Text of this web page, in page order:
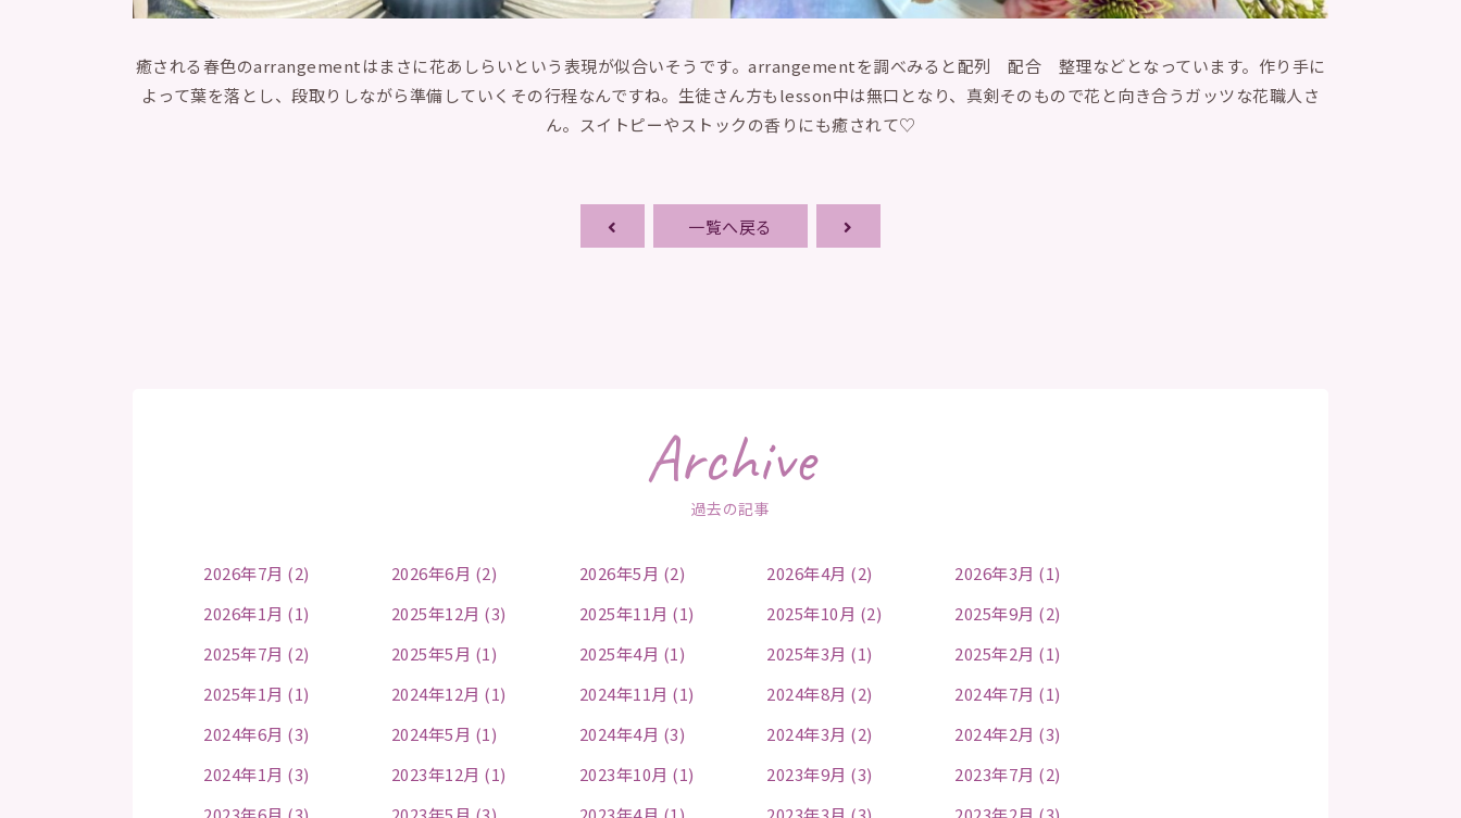
癒される春色のarrangementはまさに花あしらいという表現が似合いそうです。arrangementを調べみると配列 配合 整理などとなっています。作り手に
よって葉を落とし、段取りしながら準備していくその行程なんですね。生徒さん方もlesson中は無口となり、真剣そのもので花と向き合うガッツな花職人さ
ん。スイトピーやストックの香りにも癒されて♡
一覧へ戻る
Archive
過去の記事
2026年7月 (2) 2026年6月 (2) 2026年5月 (2) 2026年4月 (2)
2026年3月 (1)
2026年1月 (1)
2025年12月 (3) 2025年11月 (1) 2025年10月 (2)
2025年9月 (2)
2025年7月 (2)
2025年5月 (1) 2025年4月 (1) 2025年3月 (1)
2025年2月 (1)
2025年1月 (1)
2024年12月 (1) 2024年11月 (1) 2024年8月 (2)
2024年7月 (1)
2024年6月 (3)
2024年5月 (1) 2024年4月 (3) 2024年3月 (2)
2024年2月 (3)
2024年1月 (3)
2023年12月 (1) 2023年10月 (1) 2023年9月 (3)
2023年7月 (2)